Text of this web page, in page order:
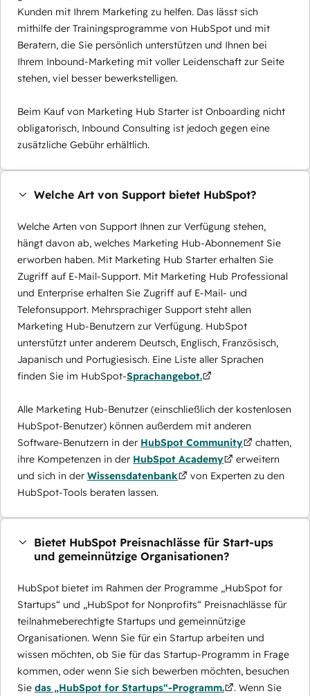
Kunden mit Ihrem Marketing zu helfen. Das lässt sich
mithilfe der Trainingsprogramme von HubSpot und mit
Beratern, die Sie persönlich unterstützen und Ihnen bei
Ihrem Inbound-Marketing mit voller Leidenschaft zur Seite
stehen, viel besser bewerkstelligen.
Beim Kauf von Marketing Hub Starter ist Onboarding nicht
obligatorisch, Inbound Consulting ist jedoch gegen eine
zusätzliche Gebühr erhältlich.
Welche Art von Support bietet HubSpot?
Welche Arten von Support Ihnen zur Verfügung stehen,
hängt davon ab, welches Marketing Hub-Abonnement Sie
erworben haben. Mit Marketing Hub Starter erhalten Sie
Zugriff auf E-Mail-Support. Mit Marketing Hub Professional
und Enterprise erhalten Sie Zugriff auf E-Mail- und
Telefonsupport. Mehrsprachiger Support steht allen
Marketing Hub-Benutzern zur Verfügung. HubSpot
unterstützt unter anderem Deutsch, Englisch, Französisch,
Japanisch und Portugiesisch. Eine Liste aller Sprachen
finden Sie im HubSpot-Sprachangebot.
Alle Marketing Hub-Benutzer (einschließlich der kostenlosen
HubSpot-Benutzer) können außerdem mit anderen
Software-Benutzern in der HubSpot Community
chatten,
ihre Kompetenzen in der HubSpot Academy
erweitern
und sich in der Wissensdatenbank
von Experten zu den
HubSpot-Tools beraten lassen.
Bietet HubSpot Preisnachlässe für Start-ups
und gemeinnützige Organisationen?
HubSpot bietet im Rahmen der Programme „HubSpot for
Startups“ und „HubSpot for Nonprofits“ Preisnachlässe für
teilnahmeberechtigte Startups und gemeinnützige
Organisationen. Wenn Sie für ein Startup arbeiten und
wissen möchten, ob Sie für das Startup-Programm in Frage
kommen, oder wenn Sie sich bewerben möchten, besuchen
Sie das „HubSpot for Startups“-Programm.
. Wenn Sie